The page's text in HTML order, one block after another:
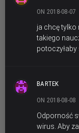
ON 2018-08-07
ja chcę tylko
takiego
potoczyłaby
BARTEK
ON 2018-08-08
Odporność
wirus. Aby